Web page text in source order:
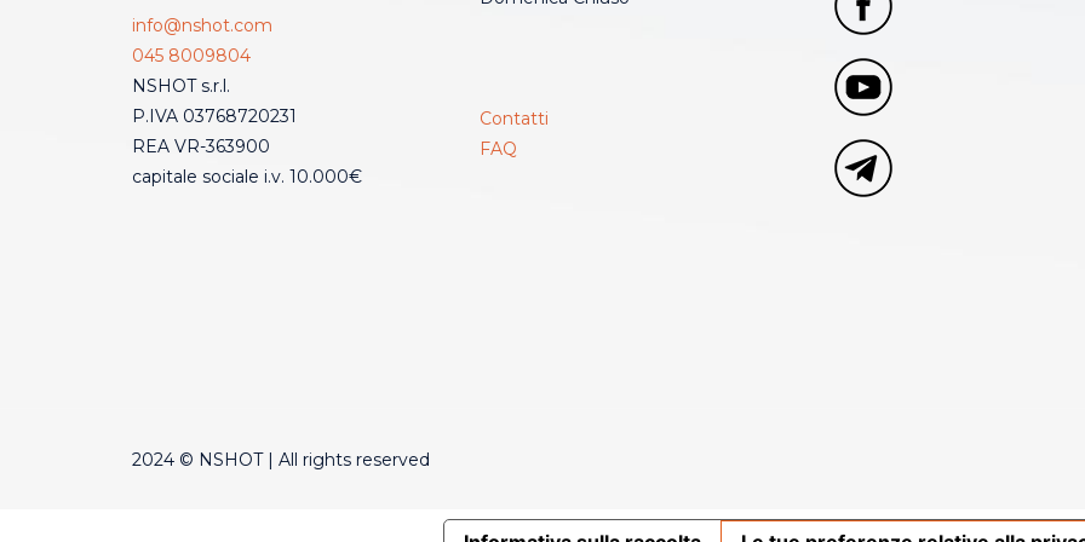
info@nshot.com
045 8009804
NSHOT s.r.l.
P.IVA 03768720231
REA VR-363900
capitale sociale i.v. 10.000€
Contatti
FAQ
2024 © NSHOT | All rights reserved